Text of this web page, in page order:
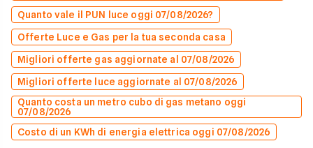
Quanto vale il PUN luce oggi 07/08/2026?
Offerte Luce e Gas per la tua seconda casa
Migliori offerte gas aggiornate al 07/08/2026
Migliori offerte luce aggiornate al 07/08/2026
Quanto costa un metro cubo di gas metano oggi
07/08/2026
Costo di un KWh di energia elettrica oggi 07/08/2026